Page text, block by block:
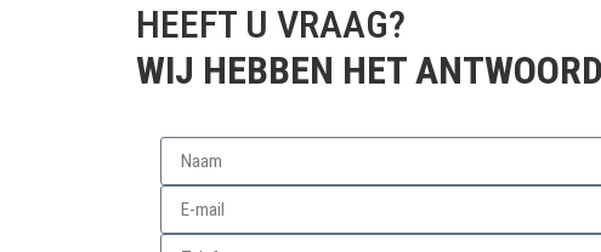
HEEFT U VRAAG?
WIJ HEBBEN HET ANTWOORD